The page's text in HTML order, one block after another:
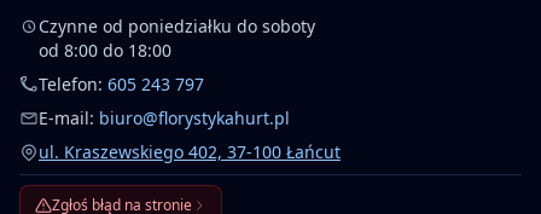
Czynne od poniedziałku do soboty
od 8:00 do 18:00
Telefon: 605 243 797
E-mail: biuro@florystykahurt.pl
ul. Kraszewskiego 402, 37-100 Łańcut
Zgłoś błąd na stronie